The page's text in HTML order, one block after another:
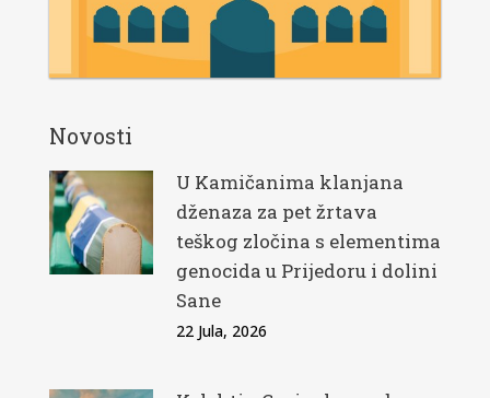
Novosti
U Kamičanima klanjana
dženaza za pet žrtava
teškog zločina s elementima
genocida u Prijedoru i dolini
Sane
22 Jula, 2026